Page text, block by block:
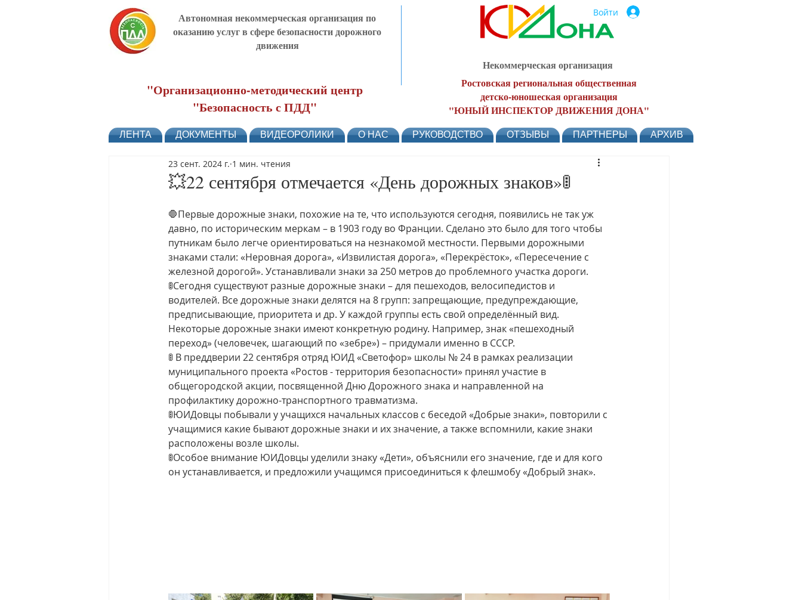
Автономная некоммерческая организация по
оказанию услуг в сфере безопасности дорожного
движения
"Организационно-методический центр
"Безопасность с ПДД"
Войти
Некоммерческая организация
Ростовская региональная общественная
детско-юношеская организация
"ЮНЫЙ ИНСПЕКТОР ДВИЖЕНИЯ ДОНА"
ЛЕНТА ДОКУМЕНТЫ ВИДЕОРОЛИКИ О НАС РУКОВОДСТВО ОТЗЫВЫ ПАРТНЕРЫ АРХИВ
💥22 сентября отмечается «День дорожных знаков»🚦
23 сент. 2024 г. 1 мин. чтения
🛑Первые дорожные знаки, похожие на те, что используются сегодня, появились не так уж
давно, по историческим меркам – в 1903 году во Франции. Сделано это было для того чтобы
путникам было легче ориентироваться на незнакомой местности. Первыми дорожными
знаками стали: «Неровная дорога», «Извилистая дорога», «Перекрёсток», «Пересечение с
железной дорогой». Устанавливали знаки за 250 метров до проблемного участка дороги.
🚦Сегодня существуют разные дорожные знаки – для пешеходов, велосипедистов и
водителей. Все дорожные знаки делятся на 8 групп: запрещающие, предупреждающие,
предписывающие, приоритета и др. У каждой группы есть свой определённый вид.
Некоторые дорожные знаки имеют конкретную родину. Например, знак «пешеходный
переход» (человечек, шагающий по «зебре») – придумали именно в СССР.
🚦 В преддверии 22 сентября отряд ЮИД «Светофор» школы № 24 в рамках реализации
муниципального проекта «Ростов - территория безопасности» принял участие в
общегородской акции, посвященной Дню Дорожного знака и направленной на
профилактику дорожно-транспортного травматизма.
🚦ЮИДовцы побывали у учащихся начальных классов с беседой «Добрые знаки», повторили с
учащимися какие бывают дорожные знаки и их значение, а также вспомнили, какие знаки
расположены возле школы.
🚦Особое внимание ЮИДовцы уделили знаку «Дети», объяснили его значение, где и для кого
он устанавливается, и предложили учащимся присоединиться к флешмобу «Добрый знак».